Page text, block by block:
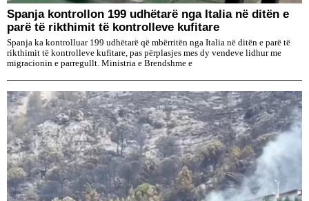
Spanja kontrollon 199 udhëtarë nga Italia në ditën e
parë të rikthimit të kontrolleve kufitare
Spanja ka kontrolluar 199 udhëtarë që mbërritën nga Italia në ditën e parë të
rikthimit të kontrolleve kufitare, pas përplasjes mes dy vendeve lidhur me
migracionin e parregullt. Ministria e Brendshme e